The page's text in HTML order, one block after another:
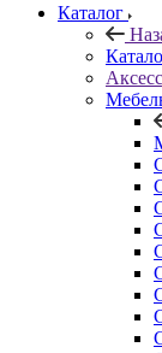
Каталог